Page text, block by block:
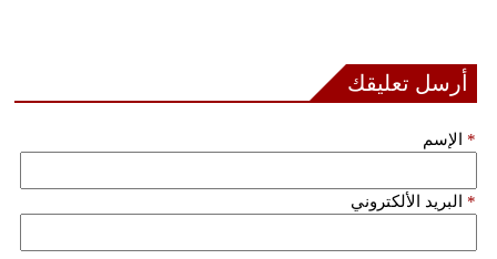
أرسل تعليقك
الإسم *
البريد الألكتروني *